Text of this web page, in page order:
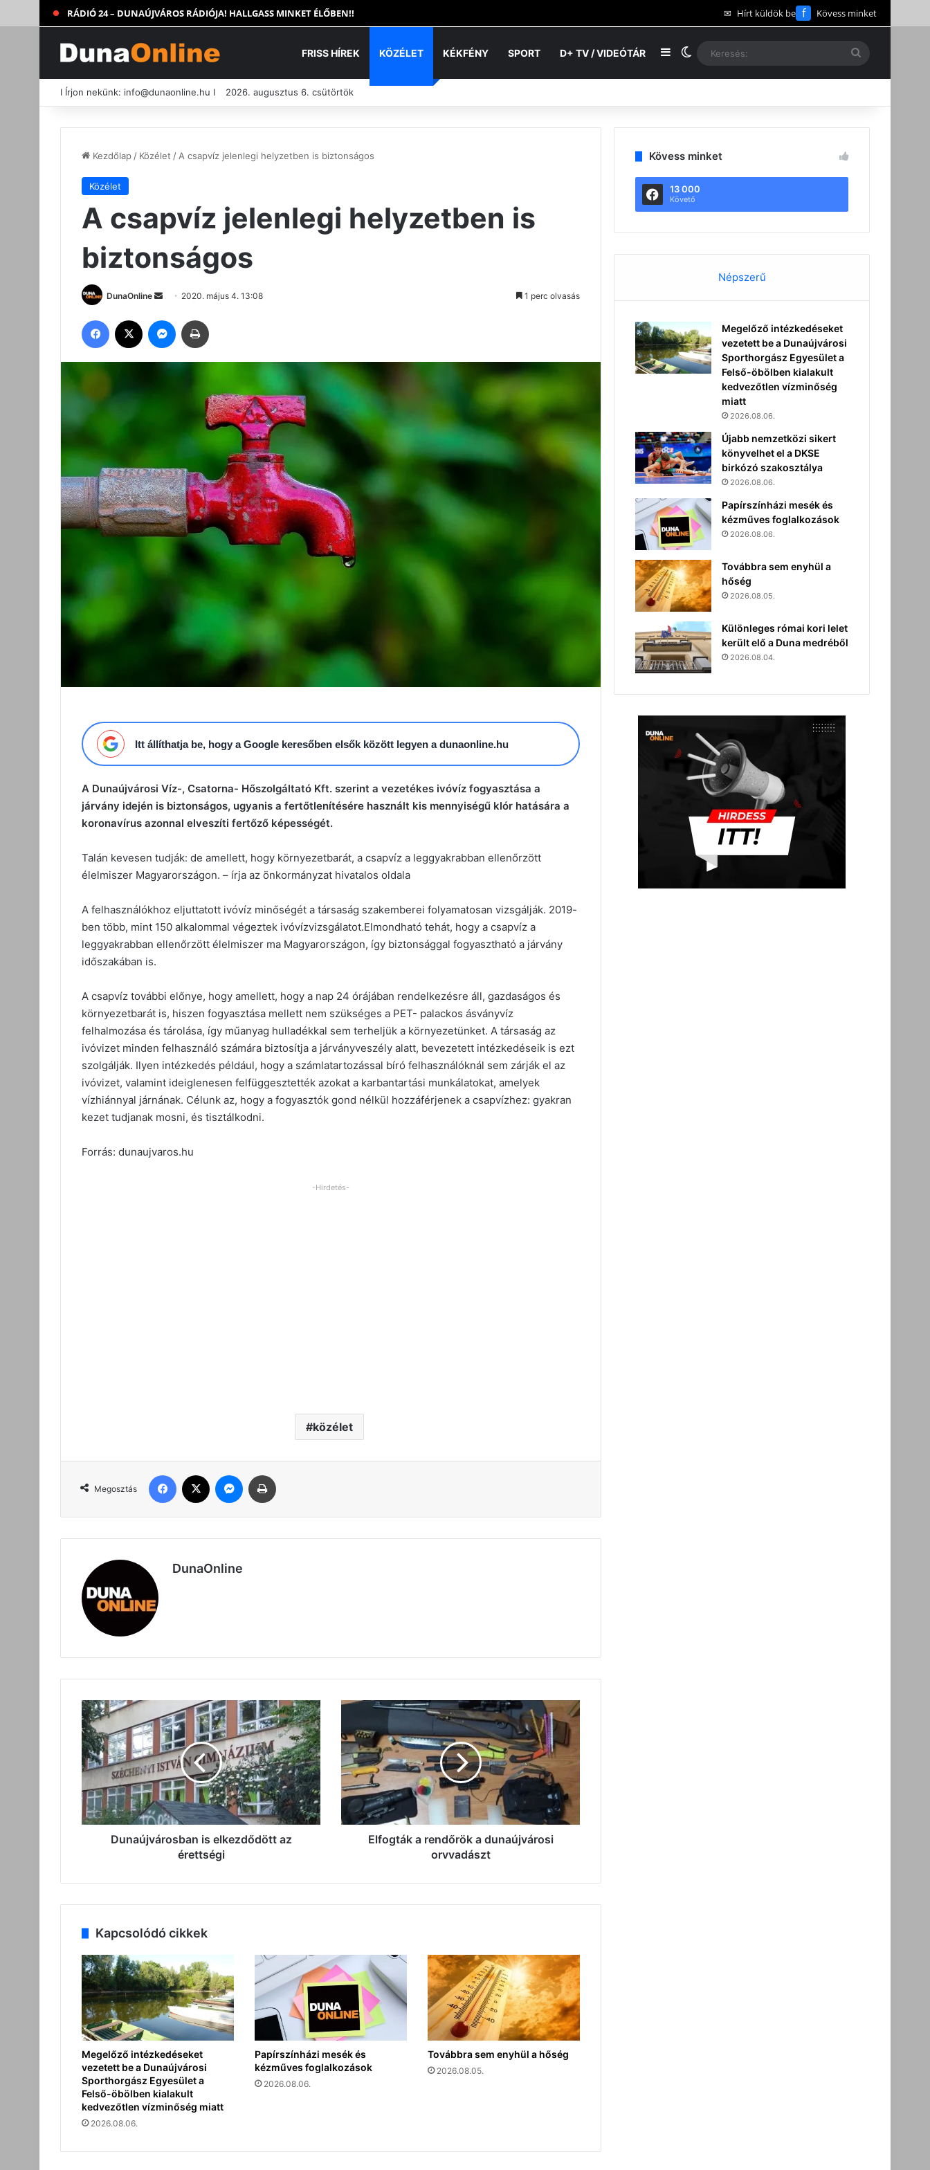
RÁDIÓ 24 – DUNAÚJVÁROS RÁDIÓJA! HALLGASS MINKET ÉLŐBEN!! ✉ Hírt küldök be f Kövess minket
FRISS HÍREK KÖZÉLET KÉKFÉNY SPORT D+ TV / VIDEÓTÁR OldalsávSwitch skin
I Írjon nekünk: info@dunaonline.hu I 2026. augusztus 6. csütörtök
Kezdőlap / Közélet / A csapvíz jelenlegi helyzetben is biztonságos
Közélet
A csapvíz jelenlegi helyzetben is
biztonságos
DunaOnline
Send
email
2020. május 4. 13:08 1 perc olvasás
Facebook Messenger
Itt állíthatja be, hogy a Google keresőben elsők között legyen a dunaonline.hu
A Dunaújvárosi Víz-, Csatorna- Hőszolgáltató Kft. szerint a vezetékes ivóvíz fogyasztása a
járvány idején is biztonságos, ugyanis a fertőtlenítésére használt kis mennyiségű klór hatására a
koronavírus azonnal elveszíti fertőző képességét.
Talán kevesen tudják: de amellett, hogy környezetbarát, a csapvíz a leggyakrabban ellenőrzött
élelmiszer Magyarországon. – írja az önkormányzat hivatalos oldala
A felhasználókhoz eljuttatott ivóvíz minőségét a társaság szakemberei folyamatosan vizsgálják. 2019-
ben több, mint 150 alkalommal végeztek ivóvízvizsgálatot.Elmondható tehát, hogy a csapvíz a
leggyakrabban ellenőrzött élelmiszer ma Magyarországon, így biztonsággal fogyasztható a járvány
időszakában is.
A csapvíz további előnye, hogy amellett, hogy a nap 24 órájában rendelkezésre áll, gazdaságos és
környezetbarát is, hiszen fogyasztása mellett nem szükséges a PET- palackos ásványvíz
felhalmozása és tárolása, így műanyag hulladékkal sem terheljük a környezetünket. A társaság az
ivóvizet minden felhasználó számára biztosítja a járványveszély alatt, bevezetett intézkedéseik is ezt
szolgálják. Ilyen intézkedés például, hogy a számlatartozással bíró felhasználóknál sem zárják el az
ivóvizet, valamint ideiglenesen felfüggesztették azokat a karbantartási munkálatokat, amelyek
vízhiánnyal járnának. Célunk az, hogy a fogyasztók gond nélkül hozzáférjenek a csapvízhez: gyakran
kezet tudjanak mosni, és tisztálkodni.
Forrás: dunaujvaros.hu
-Hirdetés-
közélet
Megosztás
Facebook Messenger
DunaOnline
Dunaújvárosban
is
elkezdődött
az
érettségi
Dunaújvárosban is elkezdődött az
érettségi
Elfogták
rendőrök
a
dunaújvárosi
orvvadászt
Elfogták a rendőrök a dunaújvárosi
orvvadászt
Kapcsolódó cikkek
Megelőző intézkedéseket
vezetett be a Dunaújvárosi
Sporthorgász Egyesület a
Felső-öbölben kialakult
kedvezőtlen vízminőség miatt
2026.08.06.
Papírszínházi mesék és
kézműves foglalkozások
2026.08.06.
Továbbra sem enyhül a hőség
2026.08.05.
Kövess minket
13 000
Követő
Népszerű
Megelőző intézkedéseket
vezetett be a Dunaújvárosi
Sporthorgász Egyesület a
Felső-öbölben kialakult
kedvezőtlen vízminőség
miatt
2026.08.06.
Újabb nemzetközi sikert
könyvelhet el a DKSE
birkózó szakosztálya
2026.08.06.
Papírszínházi mesék és
kézműves foglalkozások
2026.08.06.
Továbbra sem enyhül a
hőség
2026.08.05.
Különleges római kori lelet
került elő a Duna medréből
2026.08.04.